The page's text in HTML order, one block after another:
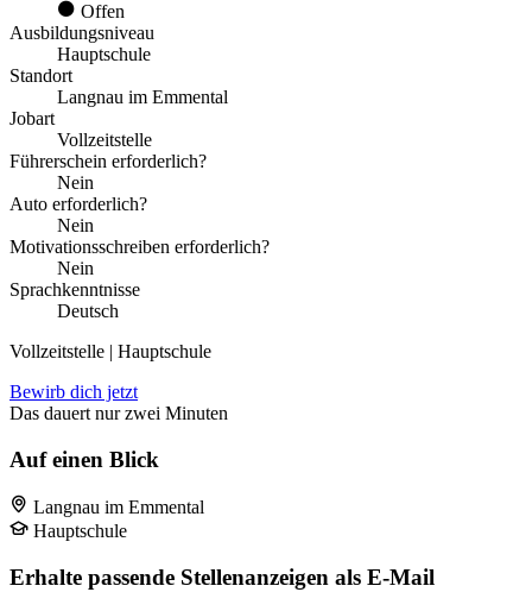
Offen
Ausbildungsniveau
Hauptschule
Standort
Langnau im Emmental
Jobart
Vollzeitstelle
Führerschein erforderlich?
Nein
Auto erforderlich?
Nein
Motivationsschreiben erforderlich?
Nein
Sprachkenntnisse
Deutsch
Vollzeitstelle | Hauptschule
Bewirb dich jetzt
Das dauert nur zwei Minuten
Auf einen Blick
Langnau im Emmental
Hauptschule
Erhalte passende Stellenanzeigen als E-Mail